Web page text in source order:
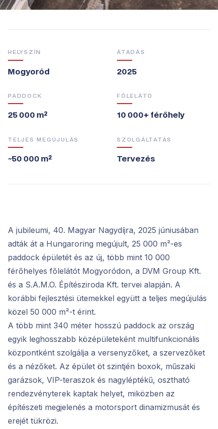
HELYSZÍN
Mogyoród
ÁTADÁS
2025
PADDOCK
25 000 m²
FŐLELÁTÓ
10 000+ férőhely
TELJES MEGÚJULÁS
~50 000 m²
SZOLGÁLTATÁS
Tervezés
A jubileumi, 40. Magyar Nagydíjra, 2025 júniusában
adták át a Hungaroring megújult, 25 000 m²-es
paddock épületét és az új, több mint 10 000
férőhelyes főlelátót Mogyoródon, a DVM Group Kft.
és a S.A.M.O. Építésziroda Kft. tervei alapján. A
korábbi fejlesztési ütemekkel együtt a teljes megújulás
közel 50 000 m²-t érint.
A több mint 340 méter hosszú paddock az ország
egyik leghosszabb középületeként multifunkcionális
központként szolgálja a versenyzőket, a szervezőket
és a nézőket. Az épület öt szintjén boxok, műszaki
garázsok, VIP-teraszok és nagyléptékű, osztható
rendezvényterek kaptak helyet, miközben az
építészeti megjelenés a motorsport dinamizmusát és
erejét tükrözi.